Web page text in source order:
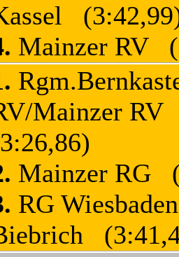
Mainzer RV
Mainzer RV
Mainzer RG
RG